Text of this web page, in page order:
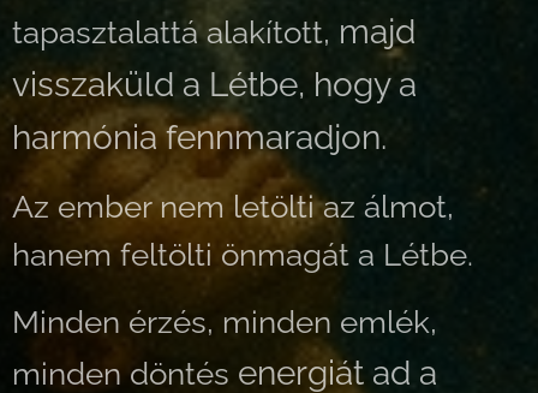
tapasztalattá alakított, majd
visszaküld a Létbe, hogy a
harmónia fennmaradjon.
Az ember nem letölti az álmot,
hanem feltölti önmagát a Létbe.
Minden érzés, minden emlék,
minden döntés energiát ad a